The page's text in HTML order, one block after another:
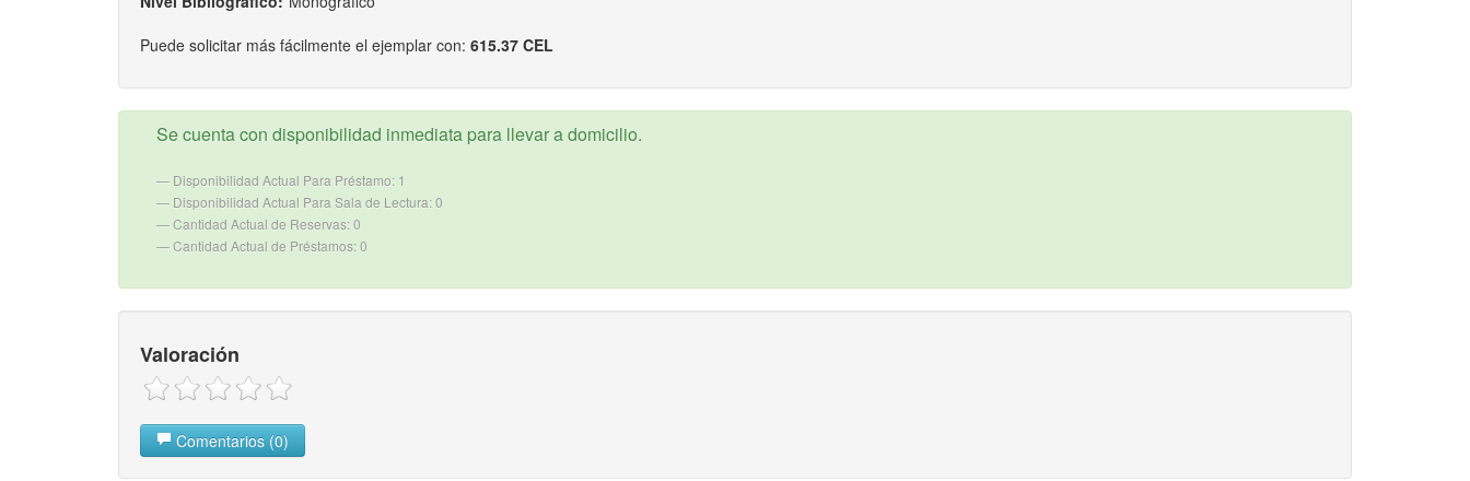
Puede solicitar más fácilmente el ejemplar con: 615.37 CEL
Se cuenta con disponibilidad inmediata para llevar a domicilio.
Disponibilidad Actual Para Préstamo: 1
Disponibilidad Actual Para Sala de Lectura: 0
Cantidad Actual de Reservas: 0
Cantidad Actual de Préstamos: 0
Valoración
Comentarios (0)